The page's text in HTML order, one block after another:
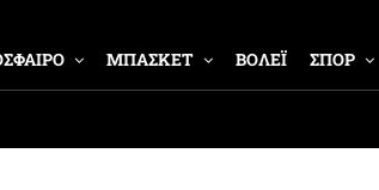
ΜΠΑΣΚΕΤ ΒΟΛΕΪ ΣΠΟΡ